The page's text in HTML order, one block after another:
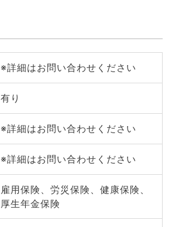
※詳細はお問い合わせください
有り
※詳細はお問い合わせください
※詳細はお問い合わせください
雇用保険、労災保険、健康保険、
厚生年金保険